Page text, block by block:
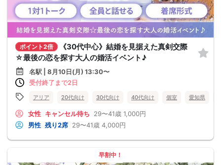
ポイント2倍
《30代中心》結婚を見据えた真剣交際
☆最後の恋を探す大人の婚活イベント♪
名駅 | 8月10日(月) 13:30〜
受付終了まで2日
アリア 20代向け 30代向け 40代向け 個室 愛知県
女性 キャンセル待ち 29〜41歳 1,000円
男性 残り2席 29〜41歳 4,000円
早割中！